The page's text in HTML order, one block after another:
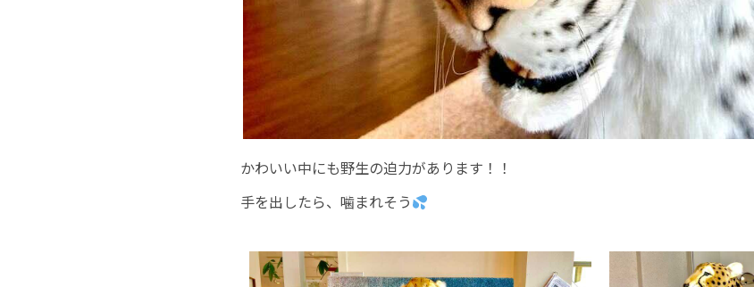
かわいい中にも野生の迫力があります！！
手を出したら、噛まれそう